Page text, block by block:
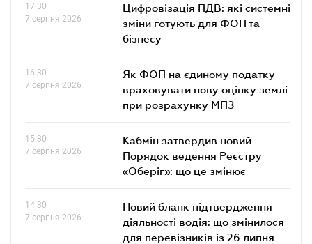
17.30
7 серпня 2026
Цифровізація ПДВ: які системні
зміни готують для ФОП та
бізнесу
16.30
7 серпня 2026
Як ФОП на єдиному податку
враховувати нову оцінку землі
при розрахунку МПЗ
15.30
7 серпня 2026
Кабмін затвердив новий
Порядок ведення Реєстру
«Оберіг»: що це змінює
14.30
7 серпня 2026
Новий бланк підтвердження
діяльності водія: що змінилося
для перевізників із 26 липня